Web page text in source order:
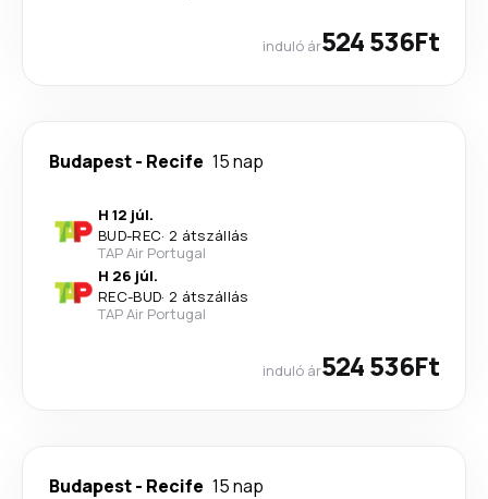
induló ár524 536Ft
Budapest- Recife 15 nap
H 12 júl.
BUD-REC· 2 átszállás
TAP Air Portugal
H 26 júl.
REC-BUD· 2 átszállás
TAP Air Portugal
induló ár524 536Ft
Budapest- Recife 15 nap